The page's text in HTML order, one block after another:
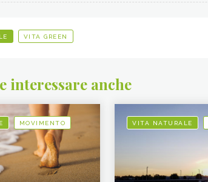
VITA GREEN
interessare anche
MOVIMENTO VITA NATURALE